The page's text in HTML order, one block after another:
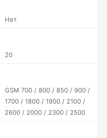
Нет
20
GSM 700 / 800 / 850 / 900 /
1700 / 1800 / 1900 / 2100 /
2600 / 2000 / 2300 / 2500